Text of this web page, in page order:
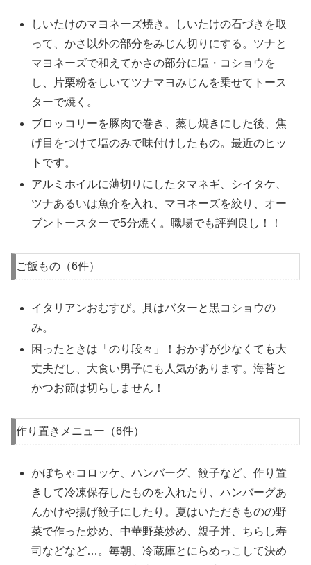
しいたけのマヨネーズ焼き。しいたけの石づきを取
って、かさ以外の部分をみじん切りにする。ツナと
マヨネーズで和えてかさの部分に塩・コショウを
し、片栗粉をしいてツナマヨみじんを乗せてトース
ターで焼く。
ブロッコリーを豚肉で巻き、蒸し焼きにした後、焦
げ目をつけて塩のみで味付けしたもの。最近のヒッ
トです。
アルミホイルに薄切りにしたタマネギ、シイタケ、
ツナあるいは魚介を入れ、マヨネーズを絞り、オー
ブントースターで5分焼く。職場でも評判良し！！
ご飯もの（6件）
イタリアンおむすび。具はバターと黒コショウの
み。
困ったときは「のり段々」！おかずが少なくても大
丈夫だし、大食い男子にも人気があります。海苔と
かつお節は切らしません！
作り置きメニュー（6件）
かぼちゃコロッケ、ハンバーグ、餃子など、作り置
きして冷凍保存したものを入れたり、ハンバーグあ
んかけや揚げ餃子にしたり。夏はいただきものの野
菜で作った炒め、中華野菜炒め、親子丼、ちらし寿
司などなど…。毎朝、冷蔵庫とにらめっこして決め